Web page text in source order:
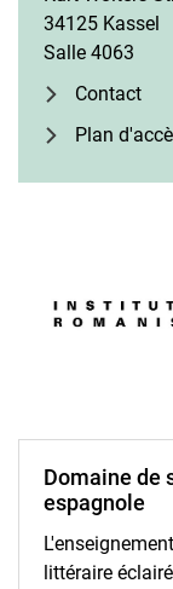
34125 Kassel
Salle 4063
Contact
Plan
Domaine de
espagnole
littéraire